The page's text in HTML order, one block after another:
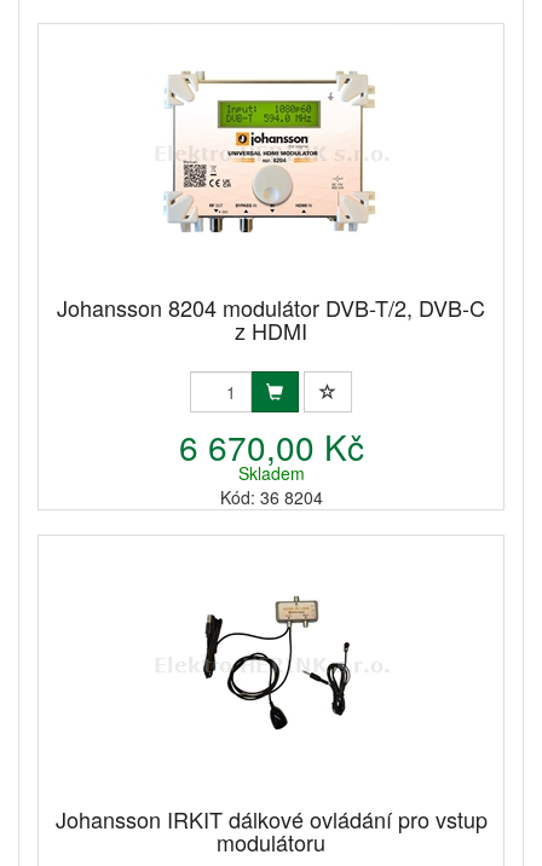
Johansson 8204 modulátor DVB-T/2, DVB-C
z HDMI
6 670,00 Kč
Skladem
Kód: 36 8204
Johansson IRKIT dálkové ovládání pro vstup
modulátoru